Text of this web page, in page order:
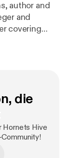
author and
and
covering
of the NBA
die
Hornets Hive